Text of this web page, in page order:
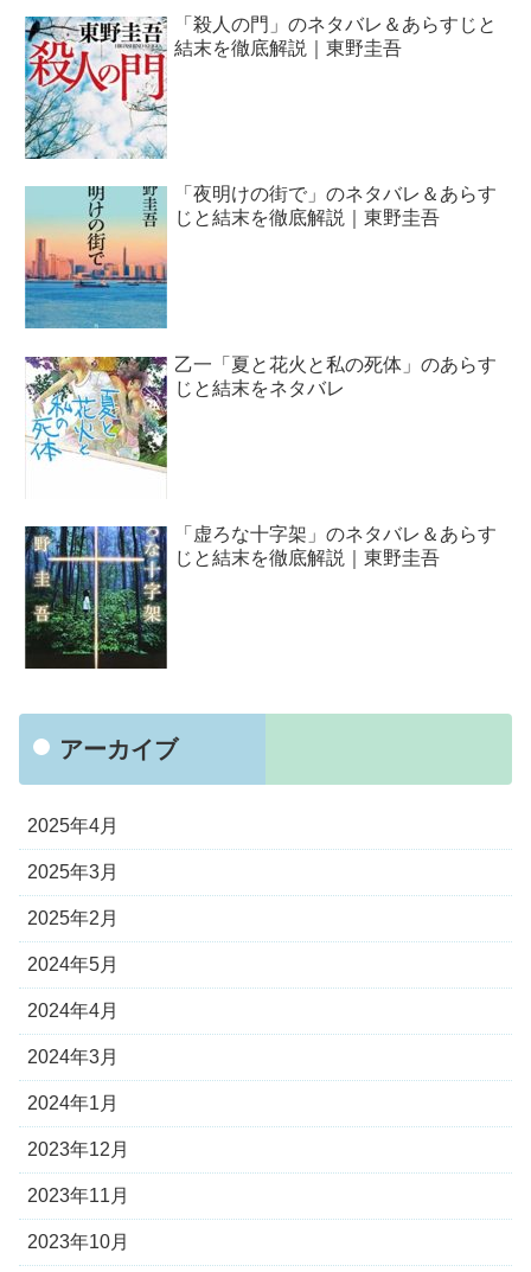
「殺人の門」のネタバレ＆あらすじと
結末を徹底解説｜東野圭吾
「夜明けの街で」のネタバレ＆あらす
じと結末を徹底解説｜東野圭吾
乙一「夏と花火と私の死体」のあらす
じと結末をネタバレ
「虚ろな十字架」のネタバレ＆あらす
じと結末を徹底解説｜東野圭吾
アーカイブ
2025年4月
2025年3月
2025年2月
2024年5月
2024年4月
2024年3月
2024年1月
2023年12月
2023年11月
2023年10月